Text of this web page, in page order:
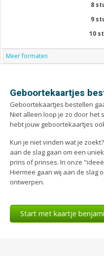
8
9
10
Meer formaten
Geboortekaartjes
Geboortekaartjes bestellen
Niet alleen loop je zo door het
hebt jouw geboortekaartjes
Kun je niet vinden wat je
aan de slag gaan om een
prins of prinses. In onze
Hiermee gaan wij aan de slag
ontwerpen.
Start met kaartje